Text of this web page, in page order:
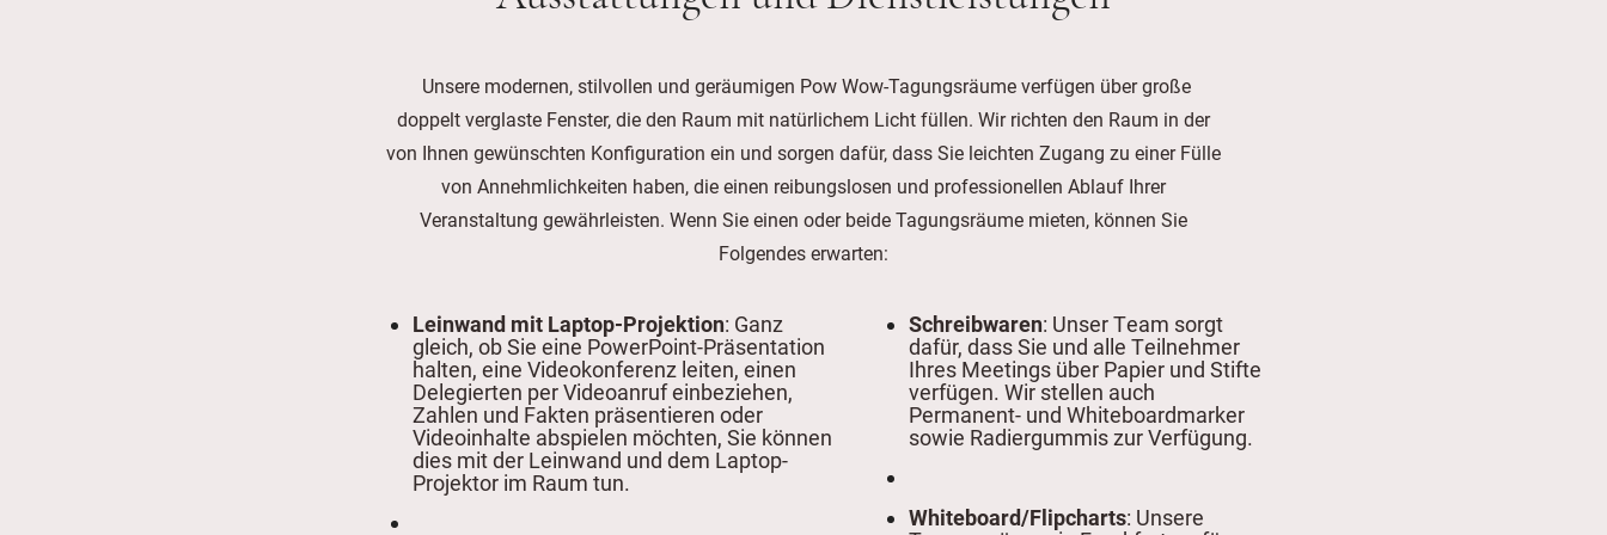
Unsere modernen, stilvollen und geräumigen Pow Wow-Tagungsräume verfügen über große
doppelt verglaste Fenster, die den Raum mit natürlichem Licht füllen. Wir richten den Raum in der
von Ihnen gewünschten Konfiguration ein und sorgen dafür, dass Sie leichten Zugang zu einer Fülle
von Annehmlichkeiten haben, die einen reibungslosen und professionellen Ablauf Ihrer
Veranstaltung gewährleisten. Wenn Sie einen oder beide Tagungsräume mieten, können Sie
Folgendes erwarten:
Leinwand mit Laptop-Projektion: Ganz
gleich, ob Sie eine PowerPoint-Präsentation
halten, eine Videokonferenz leiten, einen
Delegierten per Videoanruf einbeziehen,
Zahlen und Fakten präsentieren oder
Videoinhalte abspielen möchten, Sie können
dies mit der Leinwand und dem Laptop-
Projektor im Raum tun.
Schreibwaren: Unser Team sorgt
dafür, dass Sie und alle Teilnehmer
Ihres Meetings über Papier und Stifte
verfügen. Wir stellen auch
Permanent- und Whiteboardmarker
sowie Radiergummis zur Verfügung.
Whiteboard/Flipcharts: Unsere